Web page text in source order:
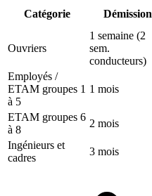
Catégorie Démission
Ouvriers
1 semaine (2
sem.
conducteurs)
Employés /
ETAM groupes 1
à 5
1 mois
ETAM groupes 6
à 8
2 mois
Ingénieurs et
cadres
3 mois